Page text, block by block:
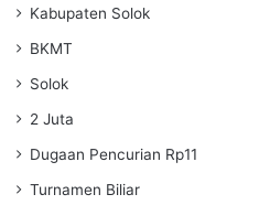
Kabupaten Solok
BKMT
Solok
2 Juta
Dugaan Pencurian Rp11
Turnamen Biliar